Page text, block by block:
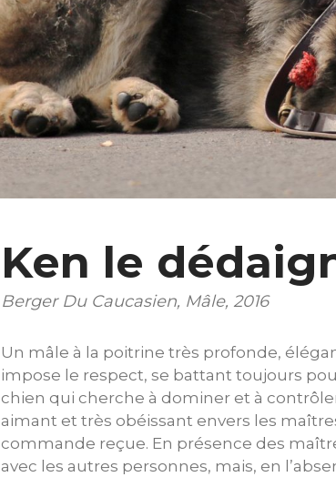
Ken le
Berger Du Caucasien, Mâle, 2016
Un mâle à la poitrine très profonde,
impose le respect, se battant toujours
chien qui cherche à dominer et à
aimant et très obéissant envers les
commande reçue. En présence des
avec les autres personnes, mais, en